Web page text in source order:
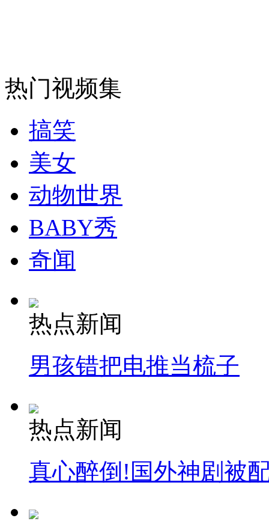
女孩北京地铁殴打老人 痛下狠手拳打脚踢
无痛分娩是否安全 医生回应
外交部：反对强权政治霸凌主义
外交部：有关国家言论片面不公正
安徽一实载49人客车翻车
走！跟着总书记去植树
花炮节热闹非凡
热门视频集
搞笑
美女
动物世界
BABY秀
奇闻
热点新闻
男孩错把电推当梳子
热点新闻
真心醉倒!国外神剧被